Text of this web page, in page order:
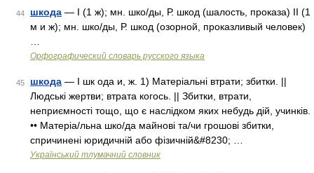
44 шкода — I (1 ж); мн. шко/ды, Р. шкод (шалость, проказа) II (1
м и ж); мн. шко/ды, Р. шкод (озорной, проказливый человек)
Орфографический словарь русского языка
45 шкода — I шк ода и, ж. 1) Матеріальні втрати; збитки. ||
Людські жертви; втрата когось. || Збитки, втрати,
неприємності тощо, що є наслідком яких небудь дій, учинків.
•• Матеріа/льна шко/да майнові та/чи грошові збитки,
спричинені юридичній або фізичній&#8230; …
Український тлумачний словник